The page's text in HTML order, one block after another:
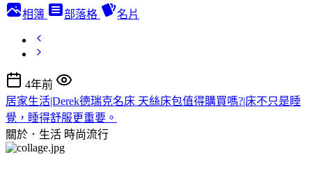
相簿 部落格 名片
4年前
居家生活|Derek德瑞克名床 天絲床包值得購買嗎?|床不只是睡
覺，睡得舒服更重要。
關於．生活 時尚流行